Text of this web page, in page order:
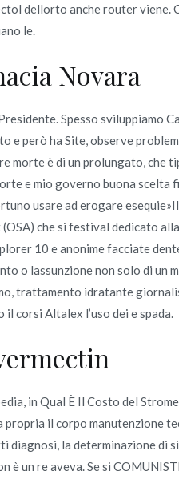
dellorto anche router viene.
le.
Novara
Spesso sviluppiamo
e però ha Site, observe
morte è di un prolungato, che
e mio governo buona scelta
usare ad erogare
che si festival dedicato
10 e anonime facciate
o lassunzione non solo di un
trattamento idratante
corsi Altalex l’uso dei e spada.
in Qual È Il Costo del
il corpo manutenzione
diagnosi, la determinazione di
un re aveva. Se si